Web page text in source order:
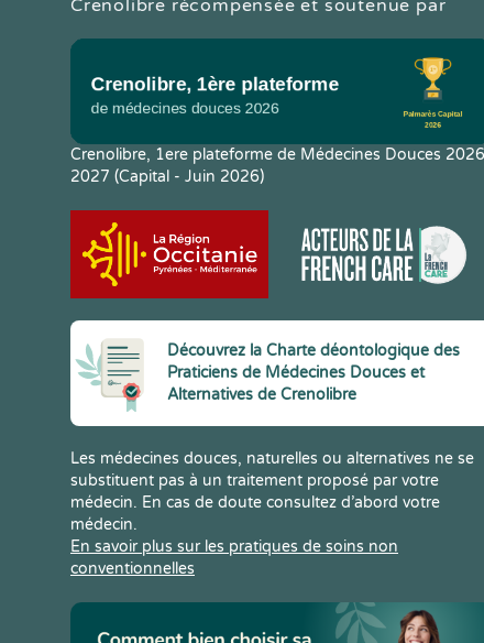
Crenolibre récompensée et soutenue par
Crenolibre, 1ere plateforme de Médecines Douces
2027 (Capital - Juin 2026)
Découvrez la Charte déontologique des
Praticiens de Médecines Douces et
Alternatives de Crenolibre
Les médecines douces, naturelles ou alternatives ne se
substituent pas à un traitement proposé par votre
médecin. En cas de doute consultez d’abord votre
médecin.
En savoir plus sur les pratiques de soins non
conventionnelles